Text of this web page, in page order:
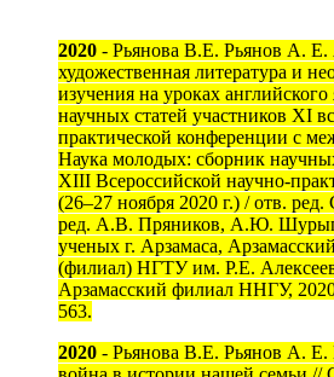
2020 - Рьянова В.Е. Рьянов А. Е.
художественная литература и
изучения на уроках
научных статей участников XI
практической конференции с
Наука молодых: сборник
XIII Всероссийской научно-
(26–27 ноября 2020 г.) / отв.
ред. А.В. Пряников, А.Ю.
ученых г. Арзамаса,
(филиал) НГТУ им. Р.Е.
Арзамасский филиал ННГУ,
563.
2020 - Рьянова В.Е. Рьянов А. Е.